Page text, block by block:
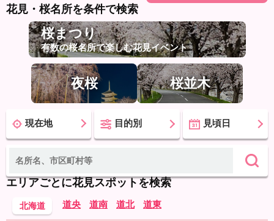
花見・桜名所を条件で検索
桜まつり
有数の桜名所で楽しむ花見イベント
夜桜 桜並木
現在地 目的別 見頃日
エリアごとに花見スポットを検索
北海道 道央 道南 道北 道東